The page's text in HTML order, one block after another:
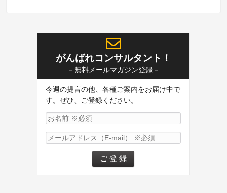
がんばれコンサルタント！
– 無料メールマガジン登録 –
今週の提言の他、各種ご案内をお届け中で
す。ぜひ、ご登録ください。